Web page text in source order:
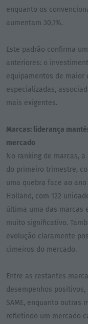
enquanto os
aumentam 30,1%.
Este padrão confirma
anteriores: o
equipamentos de maior
especializadas,
mais exigentes.
Marcas: liderança
mercado
No ranking de marcas,
do primeiro trimestre,
uma quebra face ao
Holland, com 122
última uma das marcas
muito significativo.
evolução claramente
cimeiros do mercado.
Entre as restantes
desempenhos
SAME, enquanto outras
refletindo um mercado